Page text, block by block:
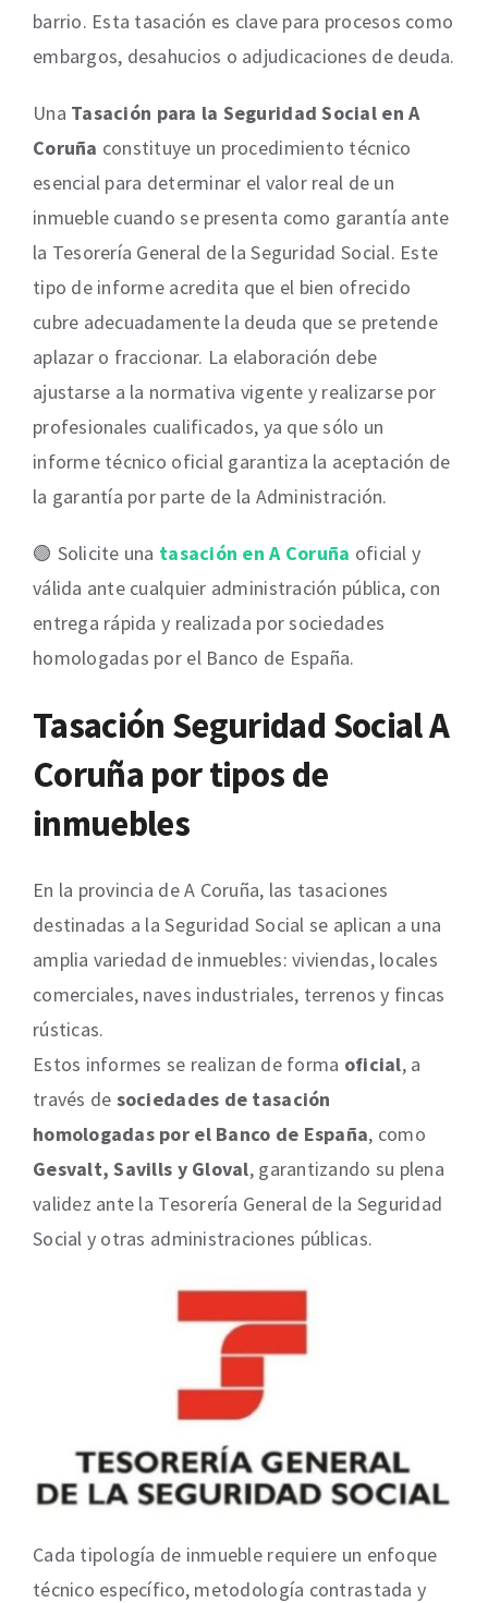
barrio. Esta tasación es clave para procesos como
embargos, desahucios o adjudicaciones de deuda.
Una Tasación para la Seguridad Social en A
Coruña constituye un procedimiento técnico
esencial para determinar el valor real de un
inmueble cuando se presenta como garantía ante
la Tesorería General de la Seguridad Social. Este
tipo de informe acredita que el bien ofrecido
cubre adecuadamente la deuda que se pretende
aplazar o fraccionar. La elaboración debe
ajustarse a la normativa vigente y realizarse por
profesionales cualificados, ya que sólo un
informe técnico oficial garantiza la aceptación de
la garantía por parte de la Administración.
🟢 Solicite una tasación en A Coruña oficial y
válida ante cualquier administración pública, con
entrega rápida y realizada por sociedades
homologadas por el Banco de España.
Tasación Seguridad Social A
Coruña por tipos de
inmuebles
En la provincia de A Coruña, las tasaciones
destinadas a la Seguridad Social se aplican a una
amplia variedad de inmuebles: viviendas, locales
comerciales, naves industriales, terrenos y fincas
rústicas.
Estos informes se realizan de forma oficial, a
través de sociedades de tasación
homologadas por el Banco de España, como
Gesvalt, Savills y Gloval, garantizando su plena
validez ante la Tesorería General de la Seguridad
Social y otras administraciones públicas.
Cada tipología de inmueble requiere un enfoque
técnico específico, metodología contrastada y